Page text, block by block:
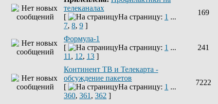
телеканалах
[
На страницу: 1 ...
7, 8, 9 ]
169
Формула-1
[
На страницу: 1 ...
11 , 12, 13 ]
241
Континент ТВ и Телекарта -
обсуждение пакетов
[
На страницу: 1 ...
360, 361 , 362 ]
7222